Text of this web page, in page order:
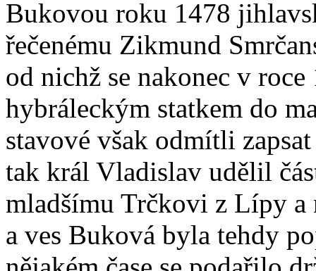
Bukovou roku 1478
řečenému Zikmund
od nichž se nakonec v
hybráleckým statkem do
stavové však odmítli
tak král Vladislav udělil
mladšímu Trčkovi z Lípy a
a ves Buková byla tehdy